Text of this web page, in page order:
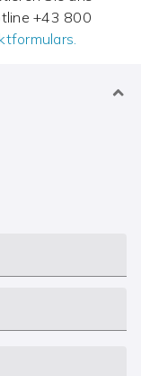
+43 800